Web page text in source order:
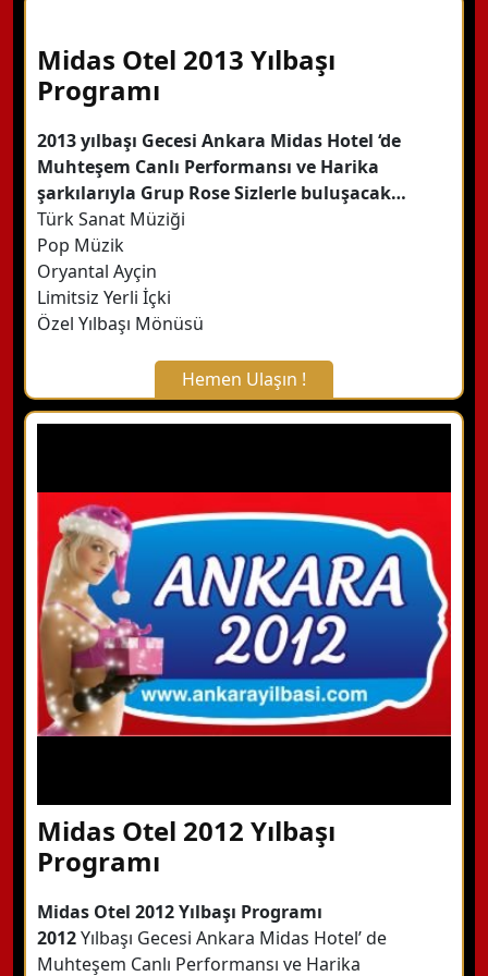
WhatsApp ile Bilgi Alın
Detaylı Bilgi Alın
Midas Otel 2013 Yılbaşı
Programı
2013 yılbaşı Gecesi Ankara Midas Hotel ‘de
Muhteşem Canlı Performansı ve Harika
şarkılarıyla Grup Rose Sizlerle buluşacak…
Türk Sanat Müziği
Pop Müzik
Oryantal Ayçin
Limitsiz Yerli İçki
Özel Yılbaşı Mönüsü
Hemen Ulaşın !
X Kapat
Hemen Arayın
Detaylı Bilgi Alın
Midas Otel 2012 Yılbaşı
Programı
Midas Otel 2012 Yılbaşı Programı
2012Yılbaşı Gecesi Ankara Midas Hotel’ de
Muhteşem Canlı Performansı ve Harika